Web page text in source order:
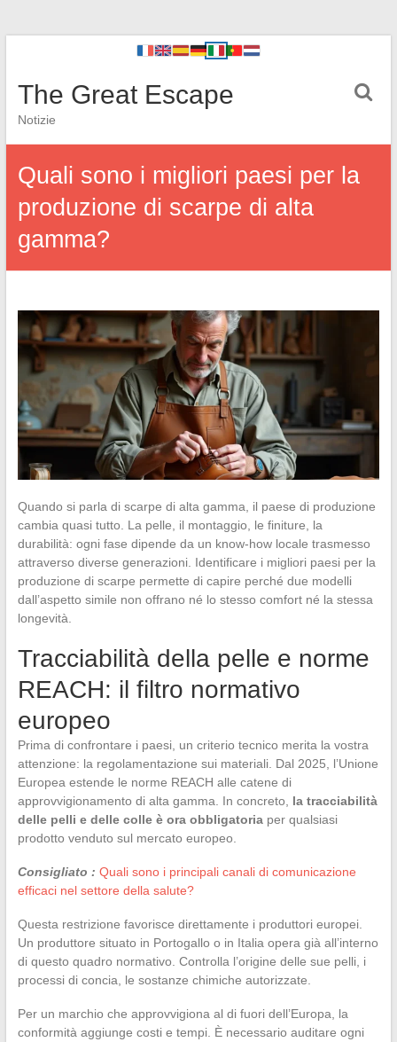
The Great Escape
Notizie
Quali sono i migliori paesi per la
produzione di scarpe di alta
gamma?
Quando si parla di scarpe di alta gamma, il paese di produzione
cambia quasi tutto. La pelle, il montaggio, le finiture, la
durabilità: ogni fase dipende da un know-how locale trasmesso
attraverso diverse generazioni. Identificare i migliori paesi per la
produzione di scarpe permette di capire perché due modelli
dall’aspetto simile non offrano né lo stesso comfort né la stessa
longevità.
Tracciabilità della pelle e norme
REACH: il filtro normativo
europeo
Prima di confrontare i paesi, un criterio tecnico merita la vostra
attenzione: la regolamentazione sui materiali. Dal 2025, l’Unione
Europea estende le norme REACH alle catene di
approvvigionamento di alta gamma. In concreto, la tracciabilità
delle pelli e delle colle è ora obbligatoriaper qualsiasi
prodotto venduto sul mercato europeo.
Consigliato : Quali sono i principali canali di comunicazione
efficaci nel settore della salute?
Questa restrizione favorisce direttamente i produttori europei.
Un produttore situato in Portogallo o in Italia opera già all’interno
di questo quadro normativo. Controlla l’origine delle sue pelli, i
processi di concia, le sostanze chimiche autorizzate.
Per un marchio che approvvigiona al di fuori dell’Europa, la
conformità aggiunge costi e tempi. È necessario auditare ogni